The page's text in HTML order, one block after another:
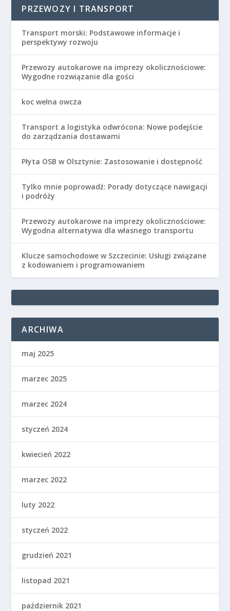
PRZEWOZY I TRANSPORT
Transport morski: Podstawowe informacje i
perspektywy rozwoju
Przewozy autokarowe na imprezy okolicznościowe:
Wygodne rozwiązanie dla gości
koc wełna owcza
Transport a logistyka odwrócona: Nowe podejście
do zarządzania dostawami
Płyta OSB w Olsztynie: Zastosowanie i dostępność
Tylko mnie poprowadź: Porady dotyczące nawigacji
i podróży
Przewozy autokarowe na imprezy okolicznościowe:
Wygodna alternatywa dla własnego transportu
Klucze samochodowe w Szczecinie: Usługi związane
z kodowaniem i programowaniem
ARCHIWA
maj 2025
marzec 2025
marzec 2024
styczeń 2024
kwiecień 2022
marzec 2022
luty 2022
styczeń 2022
grudzień 2021
listopad 2021
październik 2021